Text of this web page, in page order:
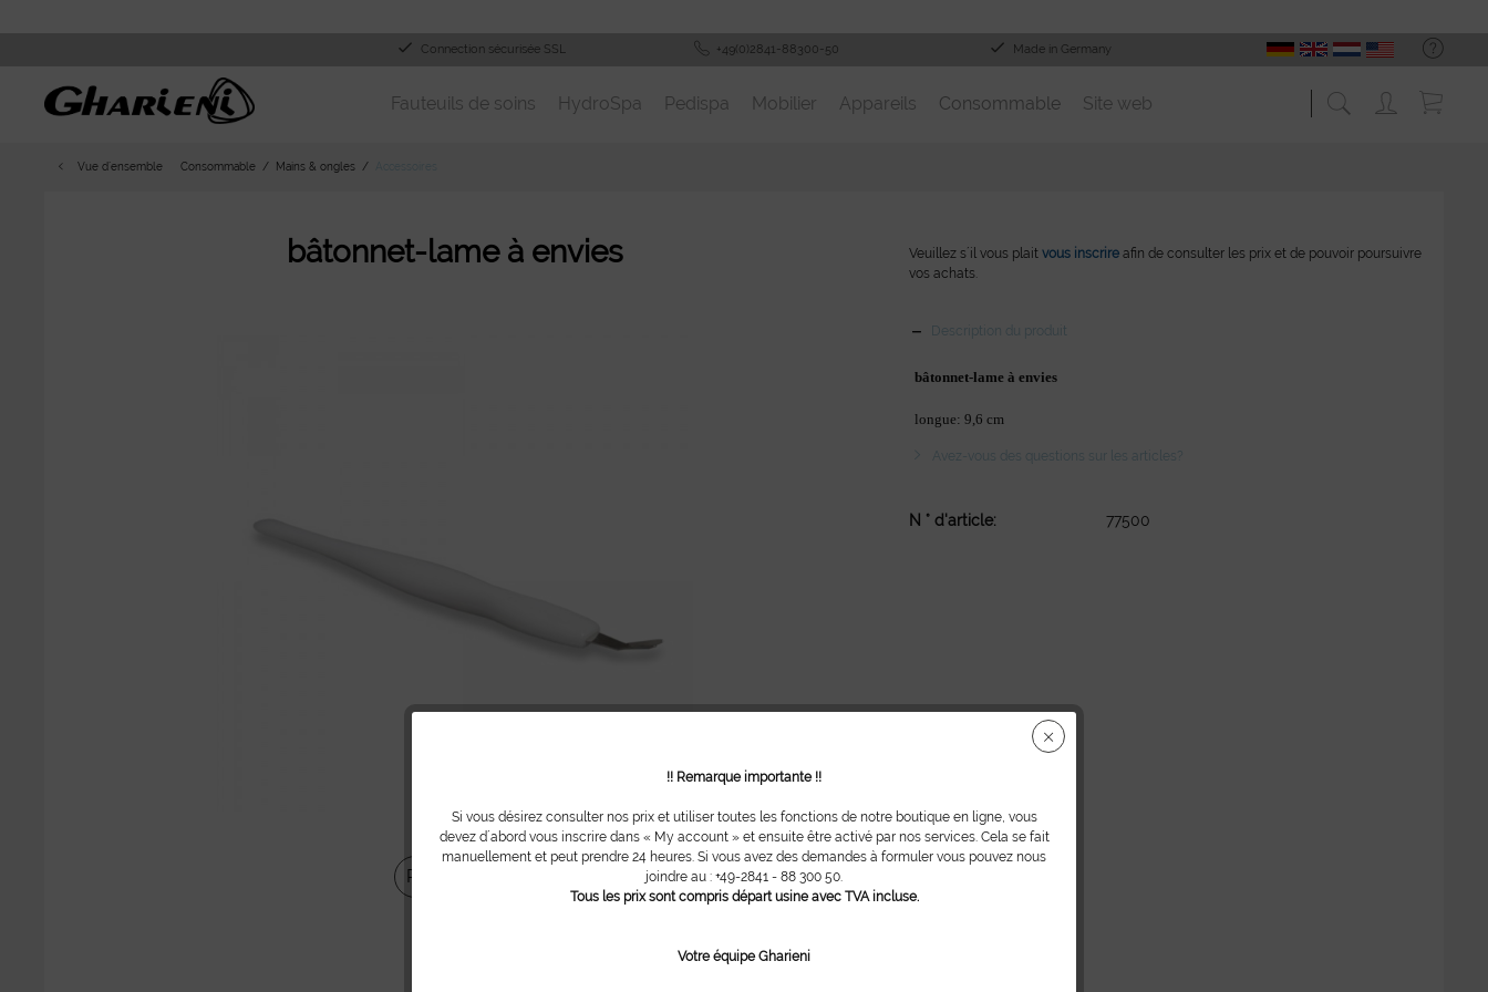
Connection sécurisée SSL +49(0)2841-88300-50 Made in Germany
Fauteuils de soins HydroSpa Pedispa Mobilier Appareils Consommable Site web
Vue d´ensemble Consommable Mains & ongles
bâtonnet-lame à envies
Partager
Veuillez s´il vous plaitvous inscrire afin de consulter les prix et de pouvoir poursuivre
vos achats.
Description du produit
bâtonnet-lame à envies
longue: 9,6 cm
Avez-vous des questions sur les articles?
N ° d'article: 77500
!! Remarque importante !!
Si vous désirez consulter nos prix et utiliser toutes les fonctions de notre boutique en ligne, vous
devez d´abord vous inscrire dans « My account » et ensuite être activé par nos services. Cela se fait
manuellement et peut prendre 24 heures. Si vous avez des demandes à formuler vous pouvez nous
joindre au : +49-2841 - 88 300 50.
Tous les prix sont compris départ usine avec TVA incluse.
Votre équipe Gharieni